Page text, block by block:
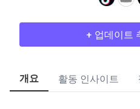
+ 업데이트
개요 활동 인사이트